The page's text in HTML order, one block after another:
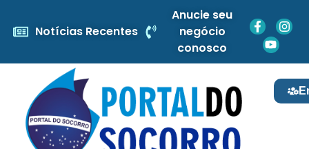
Notícias Recentes
Anucie seu
negócio
conosco